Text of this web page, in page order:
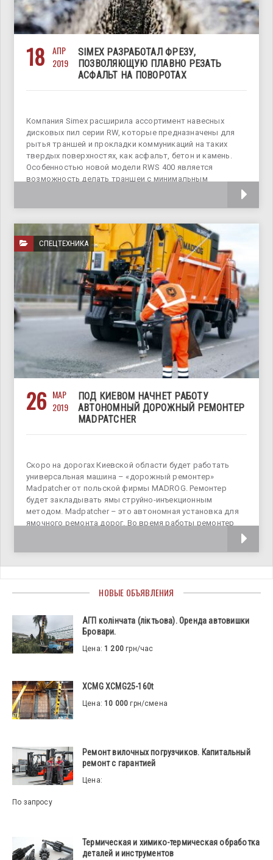
18
АПР
2019
SIMEX РАЗРАБОТАЛ ФРЕЗУ,
ПОЗВОЛЯЮЩУЮ ПЛАВНО РЕЗАТЬ
АСФАЛЬТ НА ПОВОРОТАХ
Компания Simex расширила ассортимент навесных
дисковых пил серии RW, которые предназначены для
рытья траншей и прокладки коммуникаций на таких
твердых поверхностях, как асфальт, бетон и камень.
Особенностью новой модели RWS 400 является
возможность делать траншеи с минимальным
СПЕЦТЕХНИКА
26 МАР
2019
ПОД КИЕВОМ НАЧНЕТ РАБОТУ
АВТОНОМНЫЙ ДОРОЖНЫЙ РЕМОНТЕР
MADPATCHER
Скоро на дорогах Киевской области будет работать
универсальная машина – «дорожный ремонтер»
Madpatcher от польской фирмы MADROG. Ремонтер
будет закладывать ямы струйно-инъекционным
методом. Madpatcher – это автономная установка для
ямочного ремонта дорог. Во время работы ремонтер
использует современный струйно-инъекционный метод
НОВЫЕ ОБЪЯВЛЕНИЯ
АГП колінчата (ліктьова). Оренда автовишки
Бровари.
Цена:1 200 грн/час
XCMG XCMG25-160t
Цена:10 000 грн/смена
Ремонт вилочных погрузчиков. Капитальный
ремонт с гарантией
Цена:
По запросу
Термическая и химико-термическая обработка
деталей и инструментов